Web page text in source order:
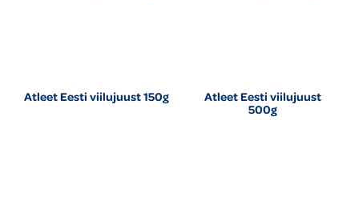
Atleet Eesti viilujuust 150g
Atleet Eesti viilujuust
500g